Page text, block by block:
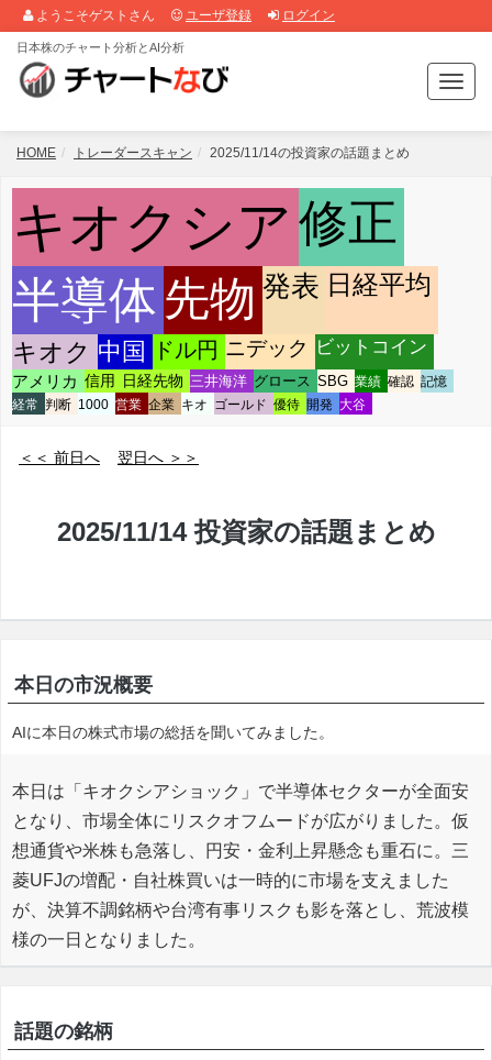
ようこそゲストさん ユーザ登録 ログイン
T
o
g
i
o
日本株のチャート分析とAI分析
HOME トレーダースキャン 2025/11/14の投資家の話題まとめ
キオクシア 修正
半導体先物 発表 日経平均
キオク 中国 ドル円 ニデック ビットコイン
アメリカ 信用 日経先物 三井海洋 グロース SBG 業績 確認 記憶
経常 判断 1000 営業 企業 キオ ゴールド 優待 開発 大谷
＜＜ 前日へ 翌日へ ＞＞
2025/11/14 投資家の話題まとめ
本日の市況概要
AIに本日の株式市場の総括を聞いてみました。
本日は「キオクシアショック」で半導体セクターが全面安
となり、市場全体にリスクオフムードが広がりました。仮
想通貨や米株も急落し、円安・金利上昇懸念も重石に。三
菱UFJの増配・自社株買いは一時的に市場を支えました
が、決算不調銘柄や台湾有事リスクも影を落とし、荒波模
様の一日となりました。
話題の銘柄